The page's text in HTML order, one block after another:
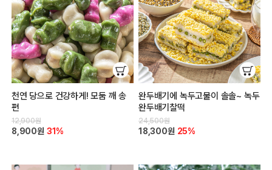
천연 당으로 건강하게! 모둠 깨 송
편
12,900원
8,900원 31%
완두배기에 녹두고물이 솔솔~ 녹두
완두배기찰떡
24,500원
18,300원 25%